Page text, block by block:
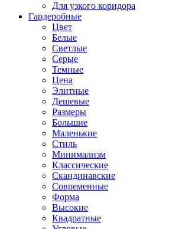
Для узкого коридора
Гардеробные
Цвет
Белые
Светлые
Серые
Темные
Цена
Элитные
Дешевые
Размеры
Большие
Маленькие
Стиль
Минимализм
Классические
Скандинавские
Современные
Форма
Высокие
Квадратные